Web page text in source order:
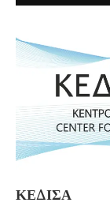
ΚΕΔΙΣΑ